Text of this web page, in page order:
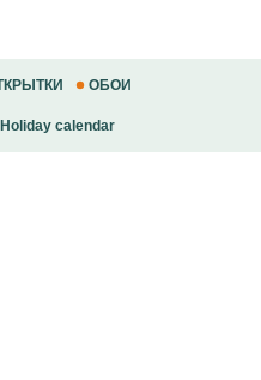
ОБОИ
calendar